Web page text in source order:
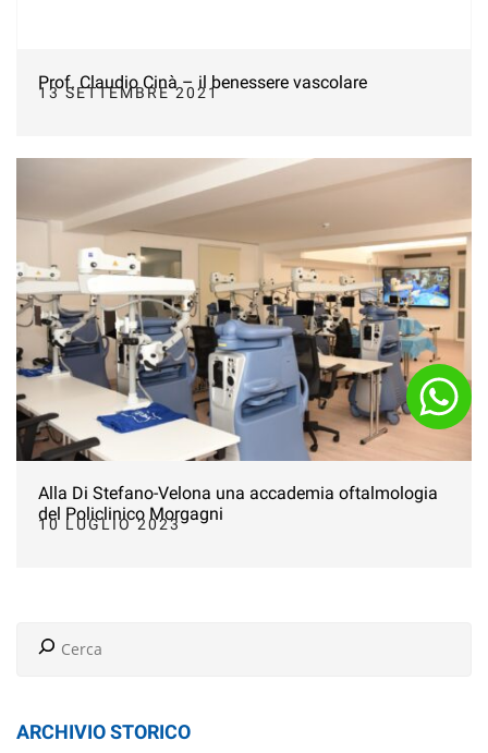
Prof. Claudio Cinà – il benessere vascolare
13 SETTEMBRE 2021
Alla Di Stefano-Velona una accademia oftalmologia
del Policlinico Morgagni
10 LUGLIO 2023
ARCHIVIO STORICO